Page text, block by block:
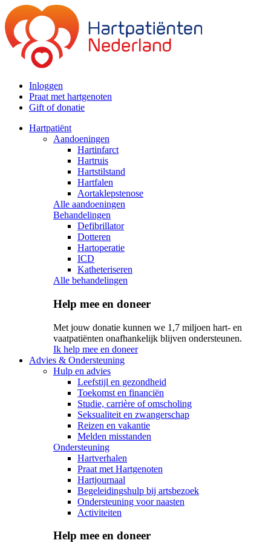
Inloggen
Praat met hartgenoten
Gift of donatie
Hartpatiënt
Aandoeningen
Hartinfarct
Hartruis
Hartstilstand
Hartfalen
Aortaklepstenose
Alle aandoeningen
Behandelingen
Defibrillator
Dotteren
Hartoperatie
ICD
Katheteriseren
Alle behandelingen
Help mee en doneer
Met jouw donatie kunnen we 1,7 miljoen hart- en
vaatpatiënten onafhankelijk blijven ondersteunen.
Ik help mee en doneer
Advies & Ondersteuning
Hulp en advies
Leefstijl en gezondheid
Toekomst en financiën
Studie, carrière of omscholing
Seksualiteit en zwangerschap
Reizen en vakantie
Melden misstanden
Ondersteuning
Hartverhalen
Praat met Hartgenoten
Hartjournaal
Begeleidingshulp bij artsbezoek
Ondersteuning voor naasten
Activiteiten
Help mee en doneer